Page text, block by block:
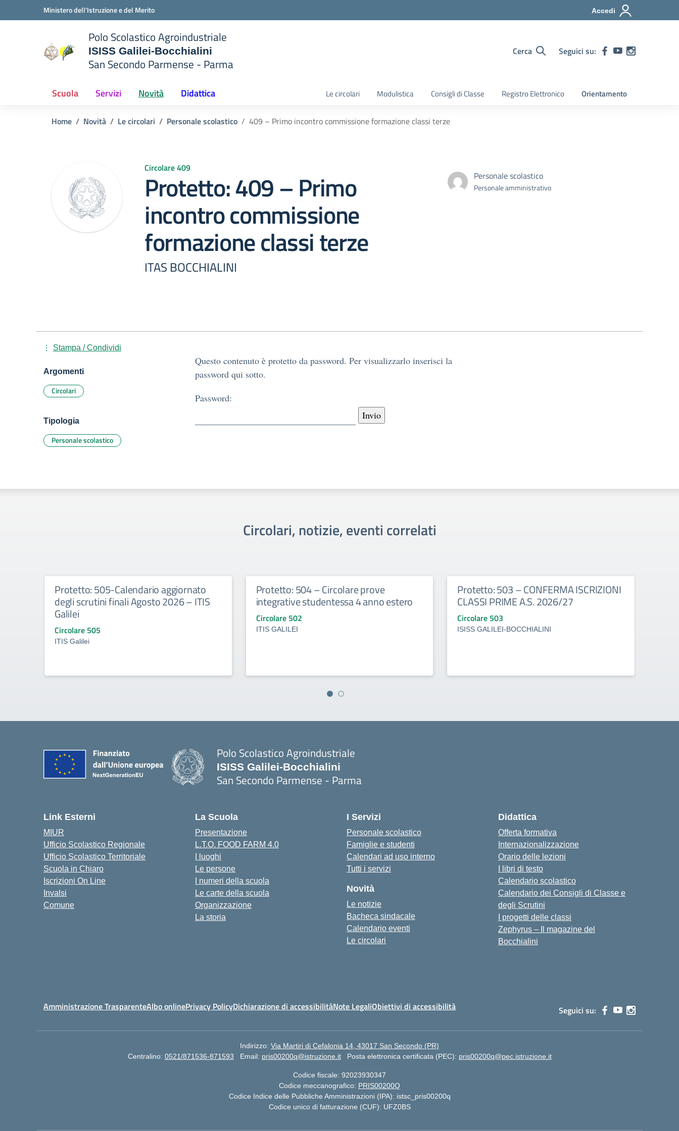
Ministero dell'Istruzione e del Merito Accedi
Polo Scolastico Agroindustriale
ISISS Galilei-Bocchialini
San Secondo Parmense - Parma
Cerca Seguici su:
Scuola Servizi Novità Didattica Le circolari Modulistica Consigli di Classe Registro Elettronico Orientamento
Home Novità Le circolari Personale scolastico 409 – Primo incontro commissione formazione classi terze
Circolare 409
Protetto: 409 – Primo
incontro commissione
formazione classi terze
ITAS BOCCHIALINI
Personale scolastico
Personale amministrativo
Questo contenuto è protetto da password. Per visualizzarlo inserisci la
password qui sotto.
Password:
Stampa / Condividi
Argomenti
Circolari
Tipologia
Personale scolastico
Circolari, notizie, eventi correlati
Protetto: 505-Calendario aggiornato
degli scrutini finali Agosto 2026 – ITIS
Galilei
Circolare 505
ITIS Galilei
Protetto: 504 – Circolare prove
integrative studentessa 4 anno estero
Circolare 502
ITIS GALILEI
Protetto: 503 – CONFERMA ISCRIZIONI
CLASSI PRIME A.S. 2026/27
Circolare 503
ISISS GALILEI-BOCCHIALINI
Polo Scolastico Agroindustriale
ISISS Galilei-Bocchialini
San Secondo Parmense - Parma
Link Esterni
MIUR
Ufficio Scolastico Regionale
Ufficio Scolastico Territoriale
Scuola in Chiaro
Iscrizioni On Line
Invalsi
Comune
La Scuola
Presentazione
L.T.O. FOOD FARM 4.0
I luoghi
Le persone
I numeri della scuola
Le carte della scuola
Organizzazione
La storia
I Servizi
Personale scolastico
Famiglie e studenti
Calendari ad uso interno
Tutti i servizi
Novità
Le notizie
Bacheca sindacale
Calendario eventi
Le circolari
Didattica
Offerta formativa
Internazionalizzazione
Orario delle lezioni
I libri di testo
Calendario scolastico
Calendario dei Consigli di Classe e
degli Scrutini
I progetti delle classi
Zephyrus – Il magazine del
Bocchialini
Amministrazione TrasparenteAlbo onlinePrivacy PolicyDichiarazione di accessibilitàNote LegaliObiettivi di accessibilità Seguici su:
Indirizzo: Via Martiri di Cefalonia 14, 43017 San Secondo (PR)
Centralino: 0521/871536-871593 Email: pris00200q@istruzione.it Posta elettronica certificata (PEC): pris00200q@pec.istruzione.it
Codice fiscale: 92023930347
Codice meccanografico: PRIS00200Q
Codice Indice delle Pubbliche Amministrazioni (IPA): istsc_pris00200q
Codice unico di fatturazione (CUF): UFZ0BS